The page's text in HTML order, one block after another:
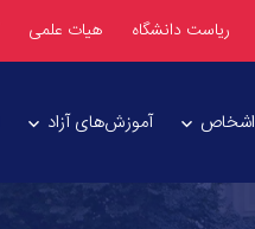
ریاست دانشگاه هیات علمی
اشخاص آموزش‌های آزاد